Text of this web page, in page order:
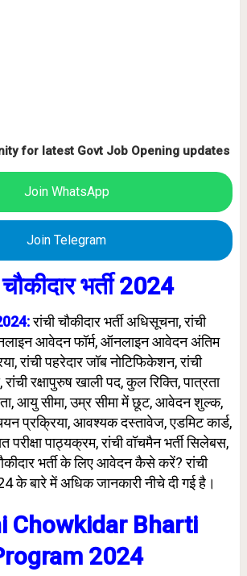
for latest Govt Job Opening updates
Join WhatsApp
Join Telegram
चौकीदार भर्ती 2024
रांची चौकीदार भर्ती अधिसूचना, रांची
आवेदन फॉर्म, ऑनलाइन आवेदन अंतिम
रांची पहरेदार जॉब नोटिफिकेशन, रांची
रांची रक्षापुरुष खाली पद, कुल रिक्ति, पात्रता
आयु सीमा, उम्र सीमा में छूट, आवेदन शुल्क,
प्रक्रिया, आवश्यक दस्तावेज, एडमिट कार्ड,
परीक्षा पाठ्यक्रम, रांची वॉचमैन भर्ती सिलेबस,
भर्ती के लिए आवेदन कैसे करें? रांची
के बारे में अधिक जानकारी नीचे दी गई है।
Chowkidar Bharti
2024